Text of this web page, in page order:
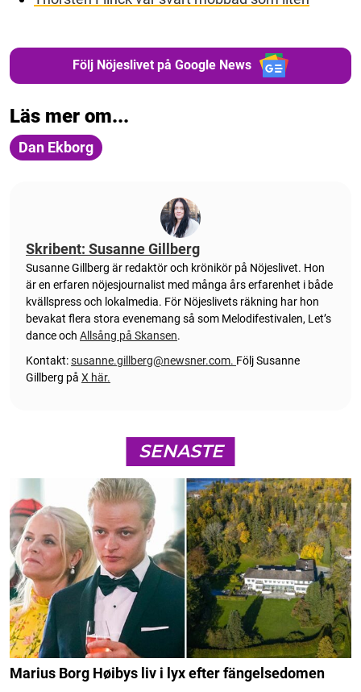
Följ Nöjeslivet på Google News
Läs mer om...
Dan Ekborg
Skribent: Susanne Gillberg
Susanne Gillberg är redaktör och krönikör på Nöjeslivet. Hon
är en erfaren nöjesjournalist med många års erfarenhet i både
kvällspress och lokalmedia. För Nöjeslivets räkning har hon
bevakat flera stora evenemang så som Melodifestivalen, Let’s
dance och Allsång på Skansen.
Kontakt:susanne.gillberg@newsner.com. Följ Susanne
Gillberg på X här.
SENASTE
Marius Borg Høibys liv i lyx efter fängelsedomen